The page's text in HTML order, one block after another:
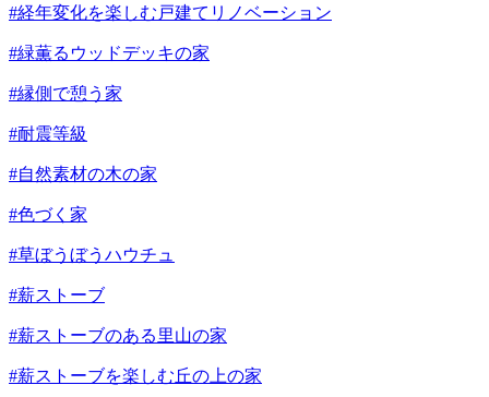
#経年変化を楽しむ戸建てリノベーション
#緑薫るウッドデッキの家
#縁側で憩う家
#耐震等級
#自然素材の木の家
#色づく家
#草ぼうぼうハウチュ
#薪ストーブ
#薪ストーブのある里山の家
#薪ストーブを楽しむ丘の上の家